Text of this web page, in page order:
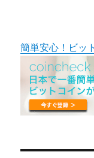
簡単安心！ビ